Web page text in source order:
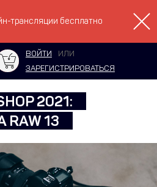
трансляции бесплатно
ВОЙТИ
ИЛИ
ЗАРЕГИСТРИРОВАТЬСЯ
2021:
RAW 13